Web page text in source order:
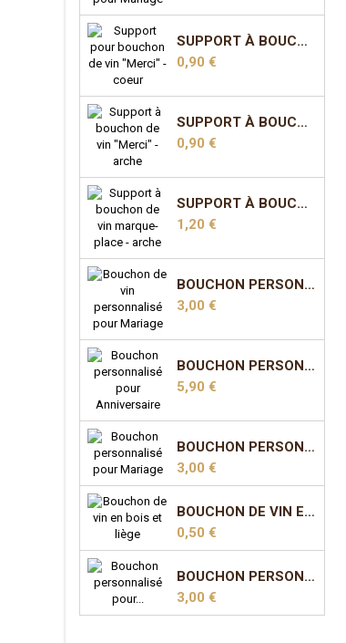
SUPPORT À BOUCHON "MERCI" - COEUR
Prix
0,90 €
SUPPORT À BOUCHON "MERCI" - ARCHE
Prix
0,90 €
SUPPORT À BOUCHON MARQUE-PLACE - ARCHE
Prix
1,20 €
BOUCHON PERSONNALISÉ POUR MARIAGE - MODÈLE 1
Prix
3,00 €
BOUCHON PERSONNALISÉ POUR ANNIVERSAIRE - MODÈLE 2
Prix
5,90 €
BOUCHON PERSONNALISÉ POUR MARIAGE - MODÈLE 5
Prix
3,00 €
BOUCHON DE VIN EN BOIS ET LIÈGE
Prix
0,50 €
BOUCHON PERSONNALISÉ POUR MARIAGE - MODÈLE 7
Prix
3,00 €